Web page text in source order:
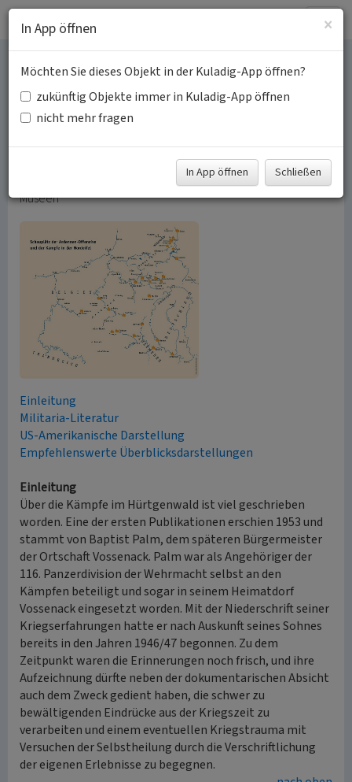
Die Darstellungen der
Kämpfe im Hürtgenwald
Kulturlandschaftspflege, Archäologie,
Museen
Einleitung
Militaria-Literatur
US-Amerikanische Darstellung
Empfehlenswerte Überblicksdarstellungen
Einleitung
Über die Kämpfe im Hürtgenwald ist viel geschrieben
worden. Eine der ersten Publikationen erschien 1953 und
stammt von Baptist Palm, dem späteren Bürgermeister
der Ortschaft Vossenack. Palm war als Angehöriger der
116. Panzerdivision der Wehrmacht selbst an den
Kämpfen beteiligt und sogar in seinem Heimatdorf
Vossenack eingesetzt worden. Mit der Niederschrift seiner
Kriegserfahrungen hatte er nach Auskunft seines Sohnes
bereits in den Jahren 1946/47 begonnen. Zu dem
Zeitpunkt waren die Erinnerungen noch frisch, und ihre
Aufzeichnung dürfte neben der dokumentarischen Absicht
auch dem Zweck gedient haben, die schwer zu
bewältigenden Eindrücke aus der Kriegszeit zu
verarbeiten und einem eventuellen Kriegstrauma mit
Versuchen der Selbstheilung durch die Verschriftlichung
der eigenen Erlebnisse zu begegnen.
×
In App öffnen
Möchten Sie dieses Objekt in der Kuladig-App öffnen?
zukünftig Objekte immer in Kuladig-App öffnen
nicht mehr fragen
In App öffnen Schließen